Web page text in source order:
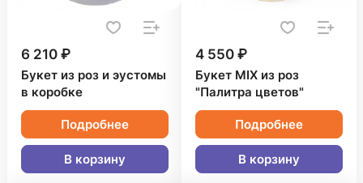
6 210 ₽
Букет из роз и эустомы
в коробке
Подробнее
В корзину
4 550 ₽
Букет MIX из роз
"Палитра цветов"
Подробнее
В корзину